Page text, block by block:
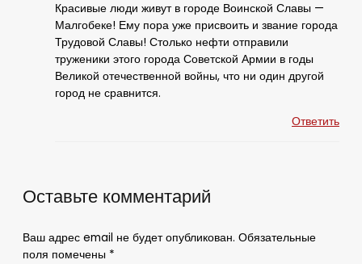
Красивые люди живут в городе Воинской Славы —
Малгобеке! Ему пора уже присвоить и звание города
Трудовой Славы! Столько нефти отправили
труженики этого города Советской Армии в годы
Великой отечественной войны, что ни один другой
город не сравнится.
Ответить
Оставьте комментарий
Ваш адрес email не будет опубликован. Обязательные
поля помечены *